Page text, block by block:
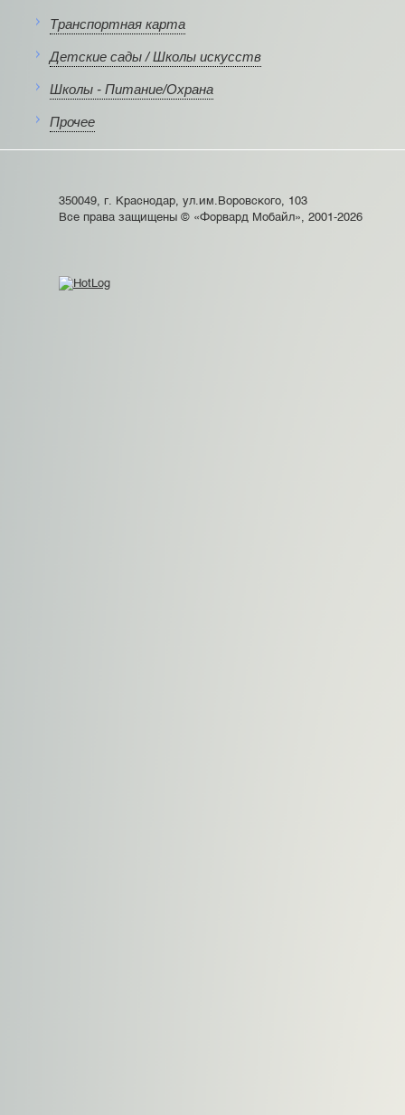
Транспортная карта
Детские сады / Школы искусств
Школы - Питание/Охрана
Прочее
350049, г. Краснодар, ул.им.Воровского, 103
Все права защищены © «Форвард Мобайл», 2001-2026